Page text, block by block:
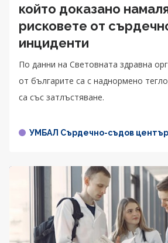
който доказано
рисковете от
инциденти
По данни на Световната здравна
от българите са с наднормено
са със затлъстяване.
УМБАЛ Сърдечно-съдов център